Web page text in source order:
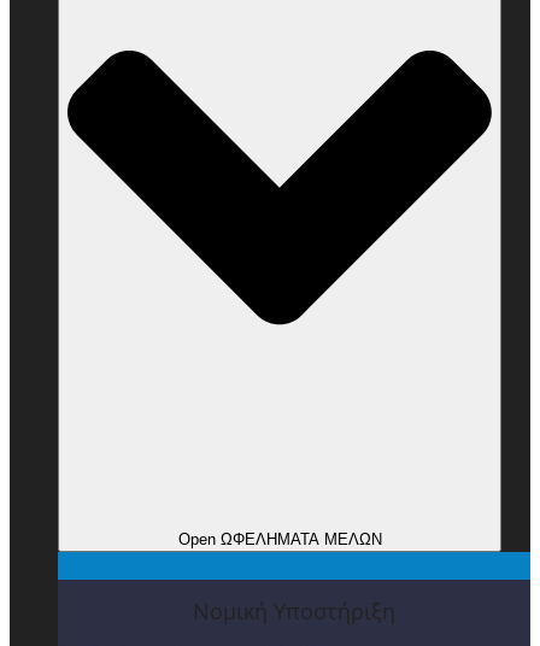
Open ΩΦΕΛΗΜΑΤΑ ΜΕΛΩΝ
Νομική Υποστήριξη